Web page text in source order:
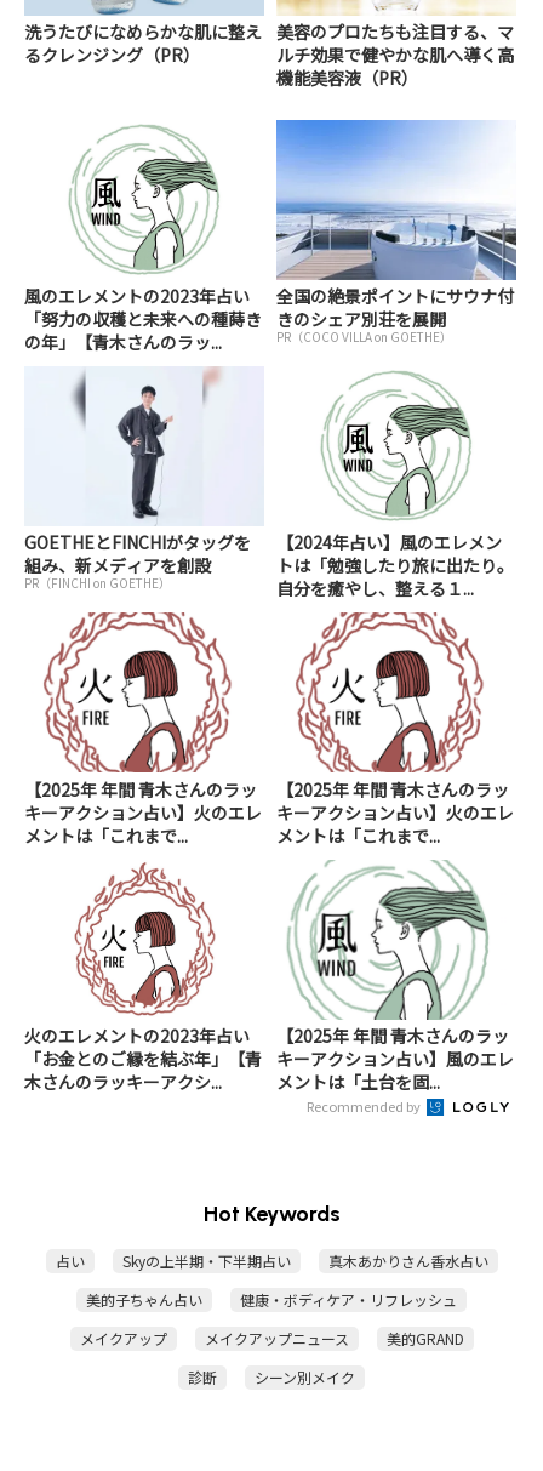
洗うたびになめらかな肌に整え
るクレンジング（PR）
美容のプロたちも注目する、マ
ルチ効果で健やかな肌へ導く高
機能美容液（PR）
風のエレメントの2023年占い
「努力の収穫と未来への種蒔き
の年」【青木さんのラッ...
全国の絶景ポイントにサウナ付
きのシェア別荘を展開
PR（COCO VILLA on GOETHE）
GOETHEとFINCHIがタッグを
組み、新メディアを創設
PR（FINCHI on GOETHE）
【2024年占い】風のエレメン
トは「勉強したり旅に出たり。
自分を癒やし、整える１...
【2025年 年間 青木さんのラッ
キーアクション占い】火のエレ
メントは「これまで...
【2025年 年間 青木さんのラッ
キーアクション占い】火のエレ
メントは「これまで...
火のエレメントの2023年占い
「お金とのご縁を結ぶ年」【青
木さんのラッキーアクシ...
【2025年 年間 青木さんのラッ
キーアクション占い】風のエレ
メントは「土台を固...
Recommended by
Hot Keywords
占い Skyの上半期・下半期占い
真木あかりさん香水占い
美的子ちゃん占い
健康・ボディケア・リフレッシュ
メイクアップ
メイクアップニュース
美的GRAND
診断
シーン別メイク